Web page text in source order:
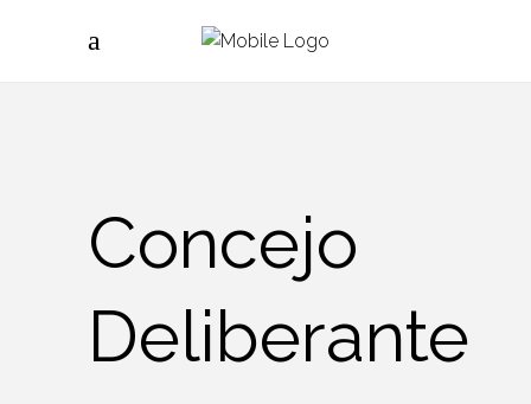
Concejo
Deliberante